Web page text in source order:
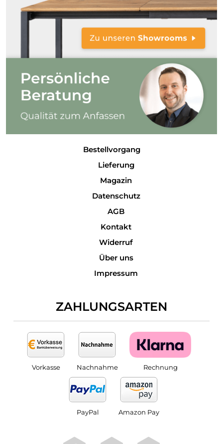
Bestellvorgang
Lieferung
Magazin
Datenschutz
AGB
Kontakt
Widerruf
Über uns
Impressum
ZAHLUNGSARTEN
Vorkasse Nachnahme Rechnung
PayPal Amazon Pay